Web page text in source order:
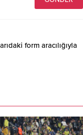
form aracılığıyla